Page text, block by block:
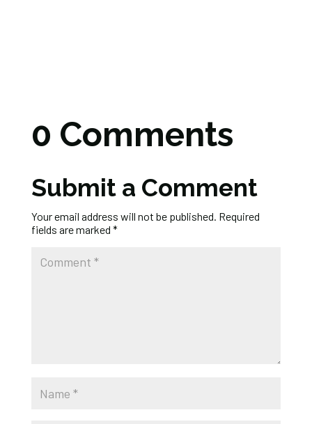
0 Comments
Submit a Comment
Your email address will not be published. Required
fields are marked *